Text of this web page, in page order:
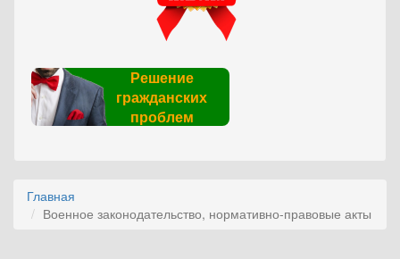
Решение
гражданских
проблем
Главная
Военное законодательство, нормативно-правовые акты